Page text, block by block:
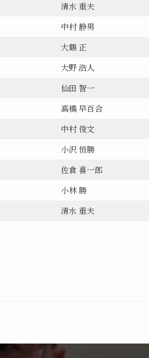
清水 重夫
中村 静男
大鶴 正
大野 浩人
仙田 智一
高橋 早百合
中村 俊文
小沢 恒勝
佐倉 喜一郎
小林 勝
清水 重夫